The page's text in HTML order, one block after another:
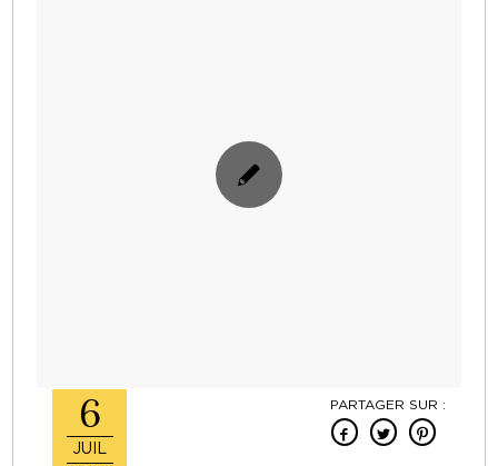
6
JUIL
PARTAGER SUR :